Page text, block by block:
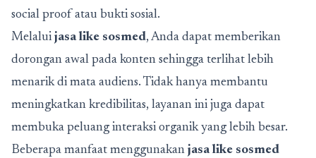
social proof atau bukti sosial.
Melalui jasa like sosmed, Anda dapat memberikan
dorongan awal pada konten sehingga terlihat lebih
menarik di mata audiens. Tidak hanya membantu
meningkatkan kredibilitas, layanan ini juga dapat
membuka peluang interaksi organik yang lebih besar.
Beberapa manfaat menggunakan jasa like sosmed